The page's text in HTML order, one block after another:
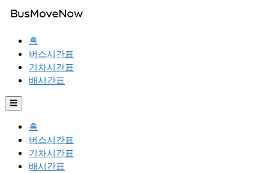
홈
버스시간표
기차시간표
배시간표
☰
홈
버스시간표
기차시간표
배시간표